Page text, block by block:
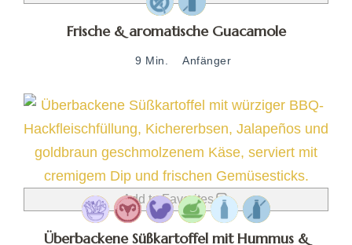
Frische & aromatische Guacamole
9 Min. Anfänger
Add to Favorites
Überbackene Süßkartoffel mit Hummus &